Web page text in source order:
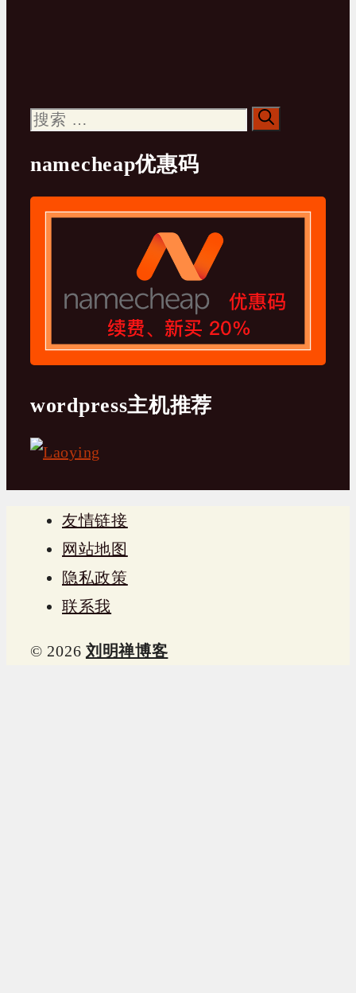
搜
namecheap优惠码
wordpress主机推荐
友情链接
网站地图
隐私政策
联系我
© 2026 刘明禅博客